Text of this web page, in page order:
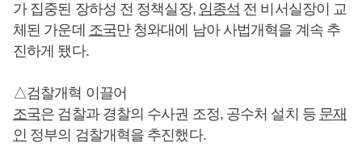
가 집중된 장하성 전 정책실장, 임종석 전 비서실장이 교
체된 가운데 조국만 청와대에 남아 사법개혁을 계속 추
진하게 됐다.
△검찰개혁 이끌어
조국은 검찰과 경찰의 수사권 조정, 공수처 설치 등 문재
인 정부의 검찰개혁을 추진했다.